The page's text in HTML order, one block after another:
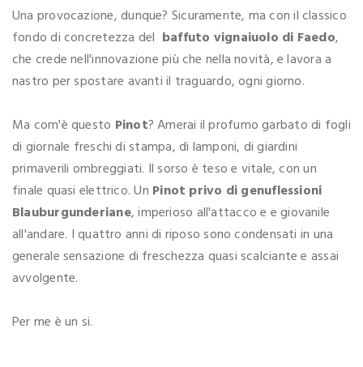
Una provocazione, dunque? Sicuramente, ma con il classico
fondo di concretezza del baffuto vignaiuolo di Faedo,
che crede nell'innovazione più che nella novità, e lavora a
nastro per spostare avanti il traguardo, ogni giorno.
Ma com'è questo Pinot? Amerai il profumo garbato di fogli
di giornale freschi di stampa, di lamponi, di giardini
primaverili ombreggiati. Il sorso è teso e vitale, con un
finale quasi elettrico. Un Pinot privo di genuflessioni
Blauburgunderiane, imperioso all'attacco e e giovanile
all'andare. I quattro anni di riposo sono condensati in una
generale sensazione di freschezza quasi scalciante e assai
avvolgente.
Per me è un si.